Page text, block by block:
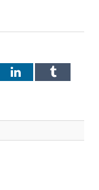
LinkedInTumblr